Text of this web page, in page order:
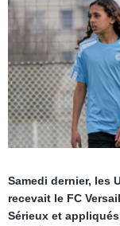
Samedi dernier, les
recevait le FC
Sérieux et